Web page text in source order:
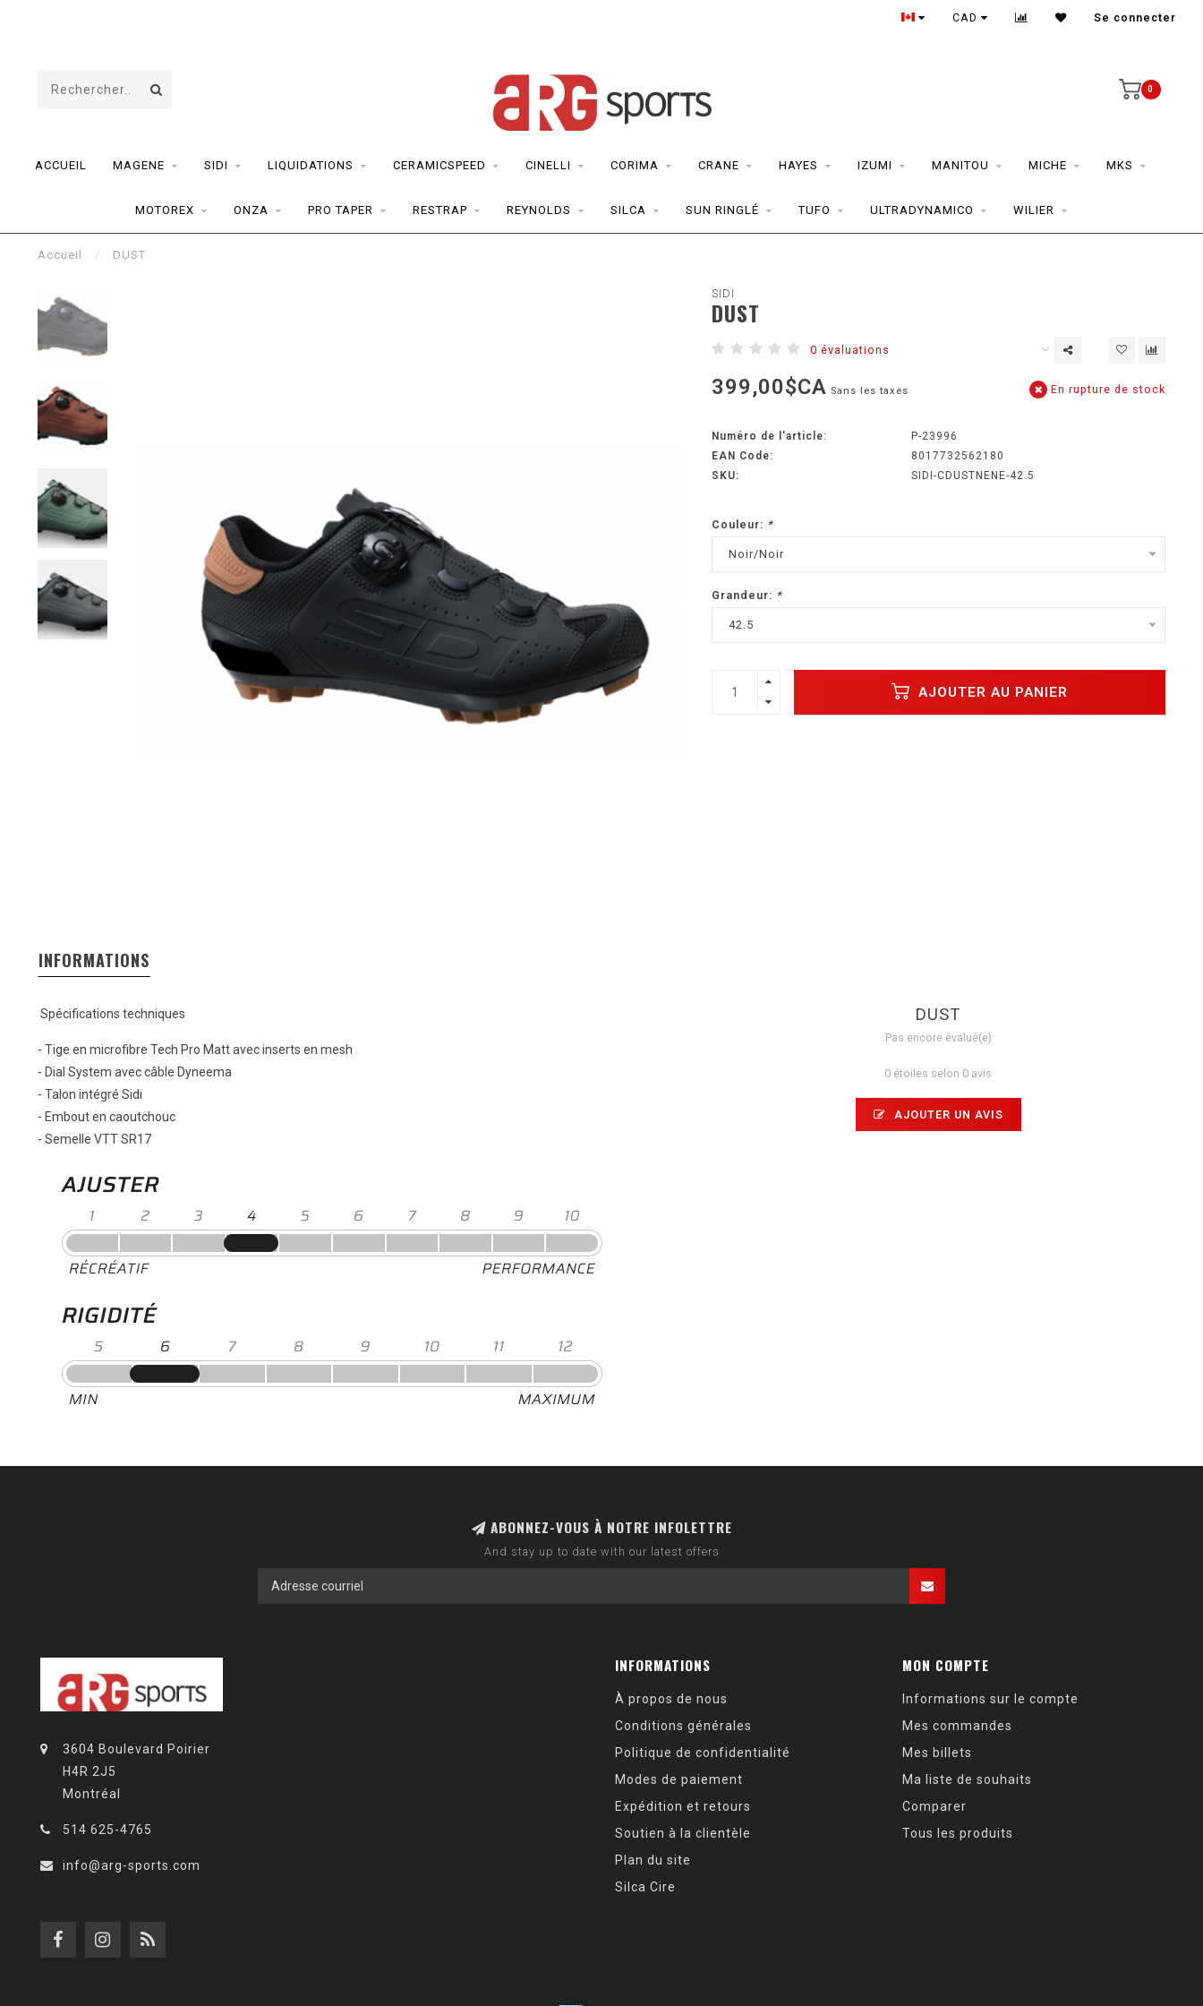
CAD Se connecter
0
ACCUEIL MAGENE SIDI LIQUIDATIONS CERAMICSPEED CINELLI CORIMA CRANE HAYES IZUMI MANITOU MICHE MKS
MOTOREX ONZA PRO TAPER RESTRAP REYNOLDS SILCA SUN RINGLÉ TUFO ULTRADYNAMICO WILIER
Accueil / DUST
SIDI
DUST
0 évaluations
399,00$CA Sans les taxes En rupture de stock
Numéro de l'article:
P-23996
EAN Code:
8017732562180
SKU:
SIDI-CDUSTNENE-42.5
Couleur: *
Noir/Noir
Grandeur: *
42.5
AJOUTER AU PANIER
INFORMATIONS
Spécifications techniques
- Tige en microfibre Tech Pro Matt avec inserts en mesh
- Dial System avec câble Dyneema
- Talon intégré Sidi
- Embout en caoutchouc
- Semelle VTT SR17
DUST
Pas encore évalué(e)
0 étoiles selon 0 avis
AJOUTER UN AVIS
ABONNEZ-VOUS À NOTRE INFOLETTRE
And stay up to date with our latest offers
3604 Boulevard Poirier
H4R 2J5
Montréal
514 625-4765
info@arg-sports.com
INFORMATIONS
À propos de nous
Conditions générales
Politique de confidentialité
Modes de paiement
Expédition et retours
Soutien à la clientèle
Plan du site
Silca Cire
MON COMPTE
Informations sur le compte
Mes commandes
Mes billets
Ma liste de souhaits
Comparer
Tous les produits